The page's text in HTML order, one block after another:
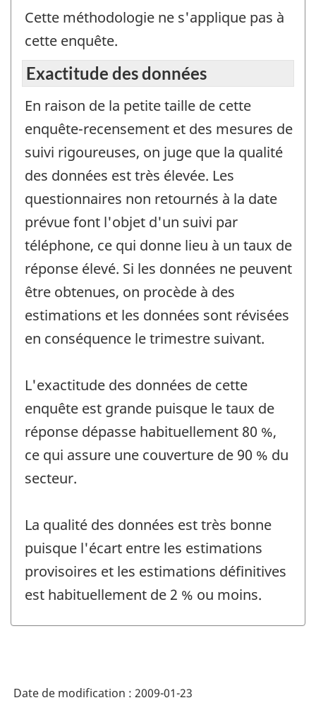
Cette méthodologie ne s'applique pas à
cette enquête.
Exactitude des données
En raison de la petite taille de cette
enquête-recensement et des mesures de
suivi rigoureuses, on juge que la qualité
des données est très élevée. Les
questionnaires non retournés à la date
prévue font l'objet d'un suivi par
téléphone, ce qui donne lieu à un taux de
réponse élevé. Si les données ne peuvent
être obtenues, on procède à des
estimations et les données sont révisées
en conséquence le trimestre suivant.
L'exactitude des données de cette
enquête est grande puisque le taux de
réponse dépasse habituellement 80 %,
ce qui assure une couverture de 90 % du
secteur.
La qualité des données est très bonne
puisque l'écart entre les estimations
provisoires et les estimations définitives
est habituellement de 2 % ou moins.
Date de modification : 2009-01-23